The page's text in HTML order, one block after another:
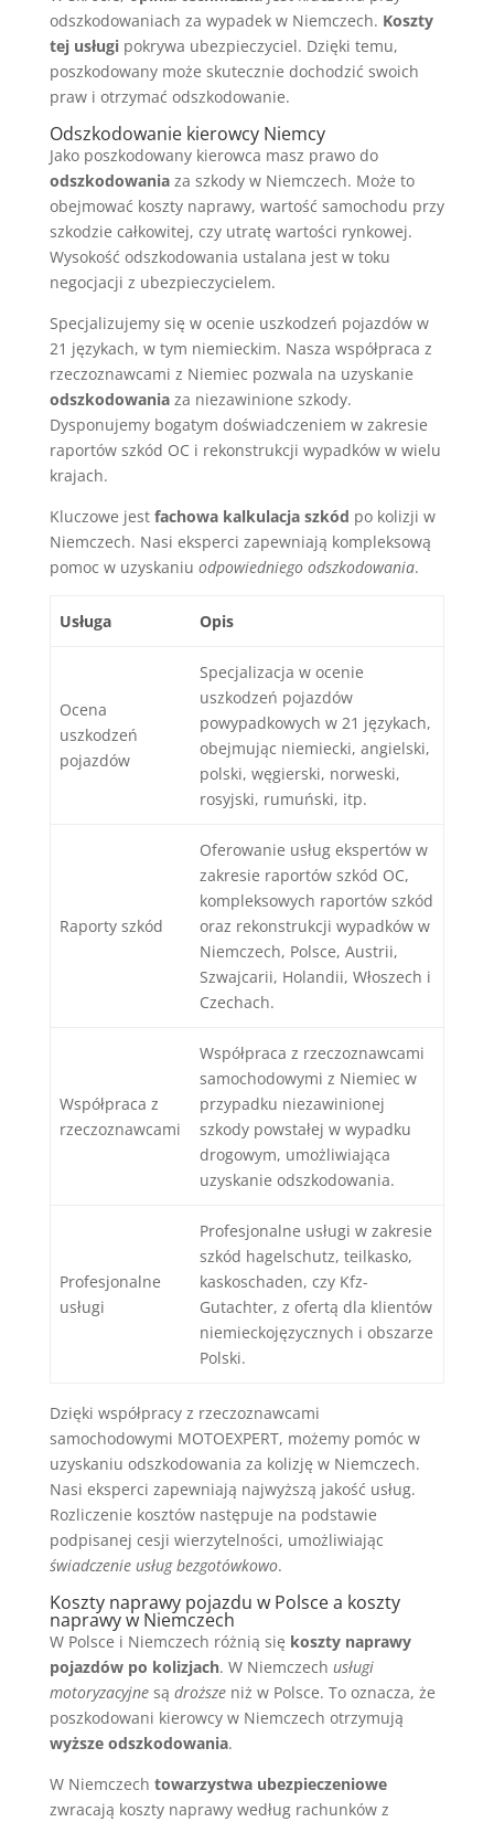
odszkodowaniach za wypadek w Niemczech. Koszty
tej usługipokrywa ubezpieczyciel. Dzięki temu,
poszkodowany może skutecznie dochodzić swoich
praw i otrzymać odszkodowanie.
Odszkodowanie kierowcy Niemcy
Jako poszkodowany kierowca masz prawo do
odszkodowaniaza szkody w Niemczech. Może to
obejmować koszty naprawy, wartość samochodu przy
szkodzie całkowitej, czy utratę wartości rynkowej.
Wysokość odszkodowania ustalana jest w toku
negocjacji z ubezpieczycielem.
Specjalizujemy się w ocenie uszkodzeń pojazdów w
21 językach, w tym niemieckim. Nasza współpraca z
rzeczoznawcami z Niemiec pozwala na uzyskanie
odszkodowaniaza niezawinione szkody.
Dysponujemy bogatym doświadczeniem w zakresie
raportów szkód OC i rekonstrukcji wypadków w wielu
krajach.
Kluczowe jest fachowa kalkulacja szkód po kolizji w
Niemczech. Nasi eksperci zapewniają kompleksową
pomoc w uzyskaniu odpowiedniego odszkodowania.
Usługa Opis
Ocena
uszkodzeń
pojazdów
Specjalizacja w ocenie
uszkodzeń pojazdów
powypadkowych w 21 językach,
obejmując niemiecki, angielski,
polski, węgierski, norweski,
rosyjski, rumuński, itp.
Raporty szkód
Oferowanie usług ekspertów w
zakresie raportów szkód OC,
kompleksowych raportów szkód
oraz rekonstrukcji wypadków w
Niemczech, Polsce, Austrii,
Szwajcarii, Holandii, Włoszech i
Czechach.
Współpraca z
rzeczoznawcami
Współpraca z rzeczoznawcami
samochodowymi z Niemiec w
przypadku niezawinionej
szkody powstałej w wypadku
drogowym, umożliwiająca
uzyskanie odszkodowania.
Profesjonalne
usługi
Profesjonalne usługi w zakresie
szkód hagelschutz, teilkasko,
kaskoschaden, czy Kfz-
Gutachter, z ofertą dla klientów
niemieckojęzycznych i obszarze
Polski.
Dzięki współpracy z rzeczoznawcami
samochodowymi MOTOEXPERT, możemy pomóc w
uzyskaniu odszkodowania za kolizję w Niemczech.
Nasi eksperci zapewniają najwyższą jakość usług.
Rozliczenie kosztów następuje na podstawie
podpisanej cesji wierzytelności, umożliwiając
świadczenie usług bezgotówkowo.
Koszty naprawy pojazdu w Polsce a koszty
naprawy w Niemczech
W Polsce i Niemczech różnią się koszty naprawy
pojazdów po kolizjach. W Niemczech usługi
motoryzacyjnesą droższeniż w Polsce. To oznacza, że
poszkodowani kierowcy w Niemczech otrzymują
wyższe odszkodowania.
W Niemczech towarzystwa ubezpieczeniowe
zwracają koszty naprawy według rachunków z